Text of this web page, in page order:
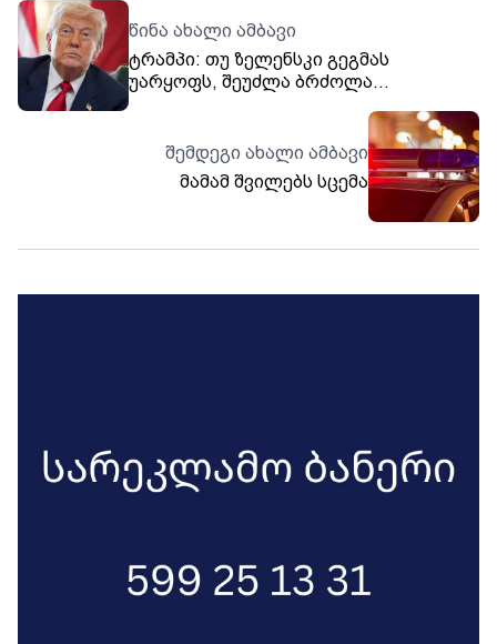
წინა ახალი ამბავი
ტრამპი: თუ ზელენსკი გეგმას
უარყოფს, შეუძლა ბრძოლა
შემდეგი ახალი ამბავი
მამამ შვილებს სცემა